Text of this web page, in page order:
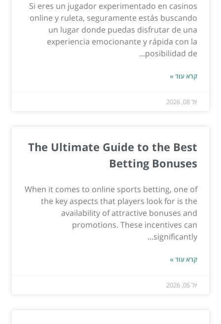
Si eres un jugador experimentado en casinos
online y ruleta, seguramente estás buscando
un lugar donde puedas disfrutar de una
experiencia emocionante y rápida con la
posibilidad de...
קרא עוד »
יול 08, 2026
The Ultimate Guide to the Best
Betting Bonuses
When it comes to online sports betting, one of
the key aspects that players look for is the
availability of attractive bonuses and
promotions. These incentives can
significantly...
קרא עוד »
יול 05, 2026